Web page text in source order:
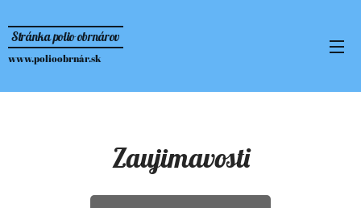
Stránka polio obrnárov
www.polioobrnár.sk
Zaujimavosti